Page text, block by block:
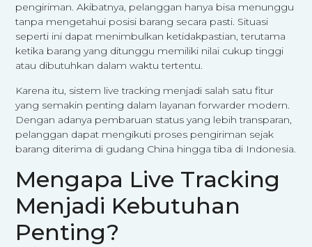
pengiriman. Akibatnya, pelanggan hanya bisa menunggu
tanpa mengetahui posisi barang secara pasti. Situasi
seperti ini dapat menimbulkan ketidakpastian, terutama
ketika barang yang ditunggu memiliki nilai cukup tinggi
atau dibutuhkan dalam waktu tertentu.
Karena itu, sistem live tracking menjadi salah satu fitur
yang semakin penting dalam layanan forwarder modern.
Dengan adanya pembaruan status yang lebih transparan,
pelanggan dapat mengikuti proses pengiriman sejak
barang diterima di gudang China hingga tiba di Indonesia.
Mengapa Live Tracking
Menjadi Kebutuhan
Penting?